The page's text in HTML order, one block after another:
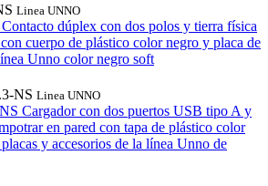
Linea UNNO
Contacto dúplex con dos polos y tierra física
cuerpo de plástico color negro y placa de
Unno color negro soft
NS Linea UNNO
Cargador con dos puertos USB tipo A y
en pared con tapa de plástico color
y accesorios de la línea Unno de